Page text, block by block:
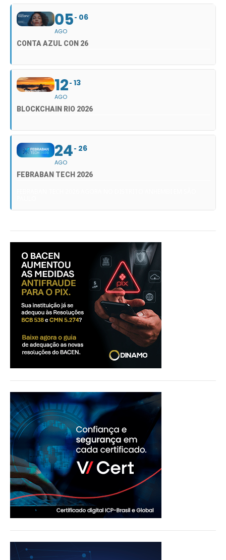
05
AGO
06
CONTA AZUL CON 26
12
AGO
13
BLOCKCHAIN RIO 2026
24
AGO
26
FEBRABAN TECH 2026